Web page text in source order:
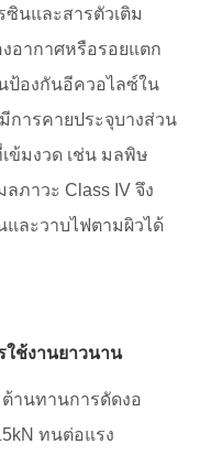
ซินและสารตัวเติม
อากาศหรือรอยแตก
ป้องกันอีควอไลซ์ใน
การคายประจุบางส่วน
ข้มงวด เช่น มลพิษ
ภาวะ Class IV จึง
และวาบไฟตามผิวได้
ใช้งานยาวนาน
านทานการดัดงอ
ทนต่อแรง